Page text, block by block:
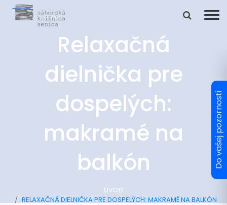
Relaxačná
dielnička pre
dospelých:
makramé na
balkón
ÚVOD
RELAXAČNÁ DIELNIČKA PRE DOSPELÝCH: MAKRAMÉ NA BALKÓN